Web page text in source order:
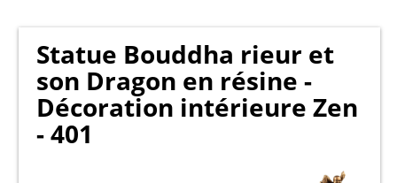
Statue Bouddha rieur et
son Dragon en résine -
Décoration intérieure Zen
- 401